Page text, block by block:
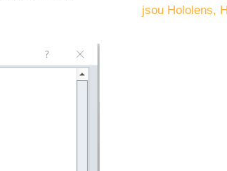
jsou Hololens,